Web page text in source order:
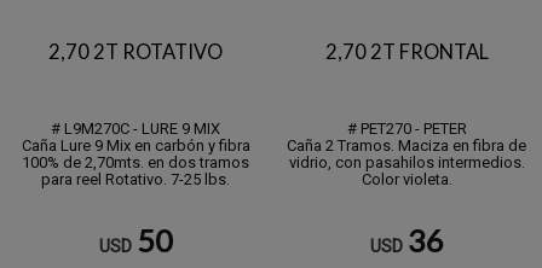
2,70 2T ROTATIVO
# L9M270C - LURE 9 MIX
Caña Lure 9 Mix en carbón y fibra
100% de 2,70mts. en dos tramos
para reel Rotativo. 7-25 lbs.
USD 50
2,70 2T FRONTAL
# PET270 - PETER
Caña 2 Tramos. Maciza en fibra de
vidrio, con pasahilos intermedios.
Color violeta.
USD 36